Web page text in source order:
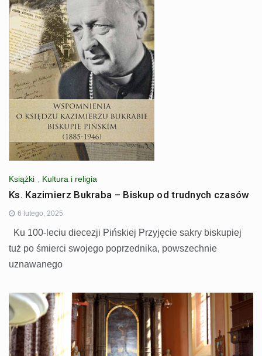
Książki Kultura i religia
Ks. Kazimierz Bukraba – Biskup od trudnych czasów
6 lutego, 2025
Ku 100-leciu diecezji Pińskiej Przyjęcie sakry biskupiej
tuż po śmierci swojego poprzednika, powszechnie
uznawanego